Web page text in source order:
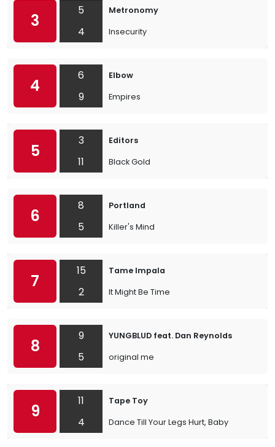
3
5
4
Metronomy
Insecurity
4
6
9
Elbow
Empires
5
3
11
Editors
Black Gold
6
8
5
Portland
Killer's Mind
7
15
2
Tame Impala
It Might Be Time
8
9
5
YUNGBLUD feat. Dan Reynolds
original me
9
11
4
Tape Toy
Dance Till Your Legs Hurt, Baby